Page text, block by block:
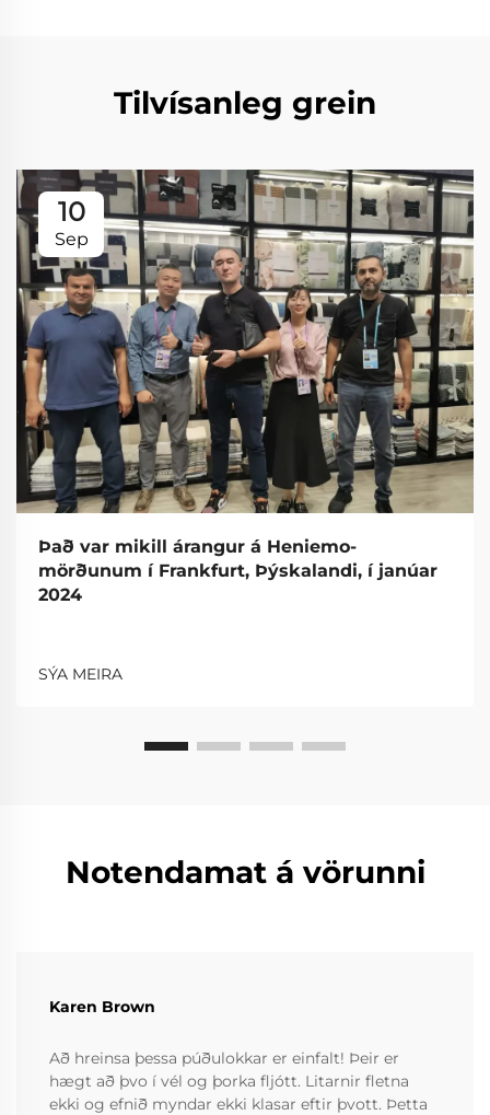
Tilvísanleg grein
10
Sep
Það var mikill árangur á Heniemo-
mörðunum í Frankfurt, Þýskalandi, í janúar
2024
SÝA MEIRA
Notendamat á vörunni
Karen Brown
Að hreinsa þessa púðulokkar er einfalt! Þeir er
hægt að þvo í vél og þorka fljótt. Litarnir fletna
ekki og efnið myndar ekki klasar eftir þvott. Þetta